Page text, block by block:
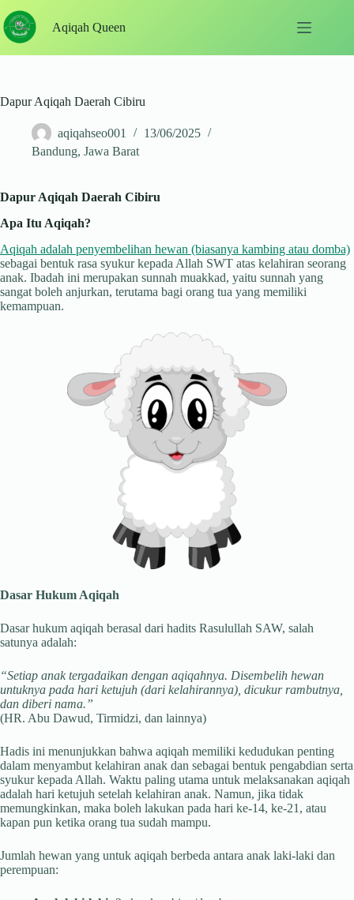
to
content
Aqiqah Queen
Dapur Aqiqah Daerah Cibiru
aqiqahseo001
13/06/2025
Bandung, Jawa Barat
Dapur Aqiqah Daerah Cibiru
Apa Itu Aqiqah?
Aqiqah adalah penyembelihan hewan (biasanya kambing atau domba)
sebagai bentuk rasa syukur kepada Allah SWT atas kelahiran seorang
anak. Ibadah ini merupakan sunnah muakkad, yaitu sunnah yang
sangat boleh anjurkan, terutama bagi orang tua yang memiliki
kemampuan.
Dasar Hukum Aqiqah
Dasar hukum aqiqah berasal dari hadits Rasulullah SAW, salah
satunya adalah:
“Setiap anak tergadaikan dengan aqiqahnya. Disembelih hewan
untuknya pada hari ketujuh (dari kelahirannya), dicukur rambutnya,
dan diberi nama.”
(HR. Abu Dawud, Tirmidzi, dan lainnya)
Hadis ini menunjukkan bahwa aqiqah memiliki kedudukan penting
dalam menyambut kelahiran anak dan sebagai bentuk pengabdian serta
syukur kepada Allah. Waktu paling utama untuk melaksanakan aqiqah
adalah hari ketujuh setelah kelahiran anak. Namun, jika tidak
memungkinkan, maka boleh lakukan pada hari ke-14, ke-21, atau
kapan pun ketika orang tua sudah mampu.
Jumlah hewan yang untuk aqiqah berbeda antara anak laki-laki dan
perempuan: